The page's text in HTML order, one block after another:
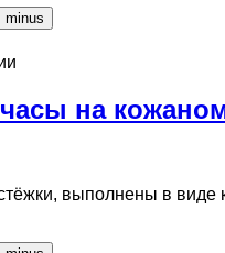
на
выполнены в виде